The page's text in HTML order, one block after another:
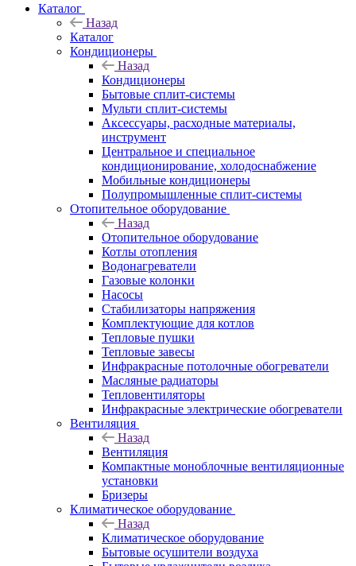
Каталог
Назад
Каталог
Кондиционеры
Назад
Кондиционеры
Бытовые сплит-системы
Мульти сплит-системы
Аксессуары, расходные материалы,
инструмент
Центральное и специальное
кондиционирование, холодоснабжение
Мобильные кондиционеры
Полупромышленные сплит-системы
Отопительное оборудование
Назад
Отопительное оборудование
Котлы отопления
Водонагреватели
Газовые колонки
Насосы
Стабилизаторы напряжения
Комплектующие для котлов
Тепловые пушки
Тепловые завесы
Инфракрасные потолочные обогреватели
Масляные радиаторы
Тепловентиляторы
Инфракрасные электрические обогреватели
Вентиляция
Назад
Вентиляция
Компактные моноблочные вентиляционные
установки
Бризеры
Климатическое оборудование
Назад
Климатическое оборудование
Бытовые осушители воздуха